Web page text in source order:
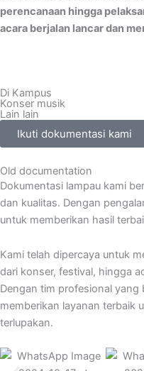
perencanaan hingga
acara berjalan lancar dan
Di Kampus
Konser musik
Lain lain
Ikuti dokumentasi kami
Old documentation
Dokumentasi lampau kami
dan kualitas. Dengan
untuk memberikan hasil
Kami telah dipercaya untuk
dari konser, festival, hingga
Dengan tim profesional yang
memberikan layanan terbaik
terlupakan.